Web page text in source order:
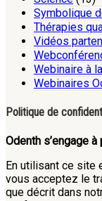
Symbolique
Thérapies
Vidéos
Webinaire à
Webinaires
Politique de
Odenth s’engage
En utilisant ce site
vous acceptez le
que décrit dans